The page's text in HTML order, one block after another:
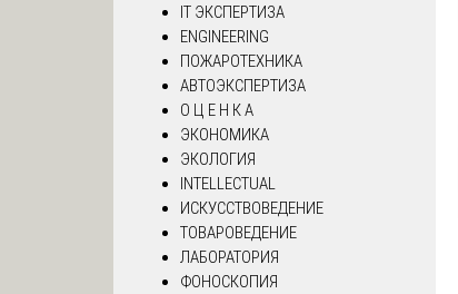
IT ЭКСПЕРТИЗА
ENGINEERING
ПОЖАРОТЕХНИКА
АВТОЭКСПЕРТИЗА
О Ц Е Н К А
ЭКОНОМИКА
ЭКОЛОГИЯ
INTELLECTUAL
ИСКУССТВОВЕДЕНИЕ
ТОВАРОВЕДЕНИЕ
ЛАБОРАТОРИЯ
ФОНОСКОПИЯ